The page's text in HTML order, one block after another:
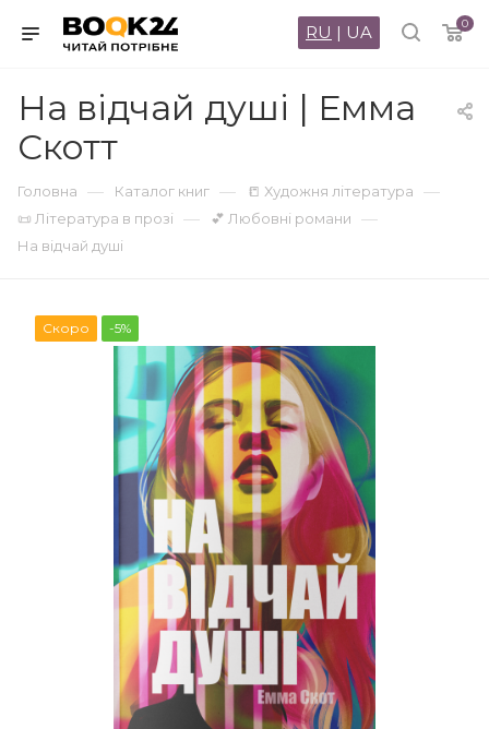
0
RU | UA
На відчай душі | Емма
Скотт
Головна — Каталог книг — 📒 Художня література —
📜 Література в прозі — 💕 Любовні романи —
На відчай душі
Скоро -5%